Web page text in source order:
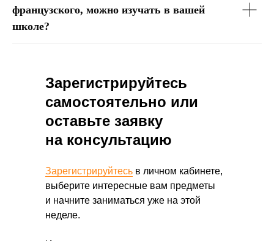
французского, можно изучать в вашей
школе?
Зарегистрируйтесь
самостоятельно или
оставьте заявку
на консультацию
Зарегистрируйтесь в личном кабинете,
выберите интересные вам предметы
и начните заниматься уже на этой
неделе.